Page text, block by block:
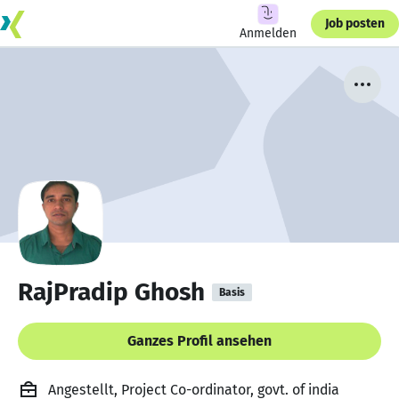
Anmelden
Job posten
RajPradip Ghosh Basis
Ganzes Profil ansehen
Angestellt, Project Co-ordinator, govt. of india